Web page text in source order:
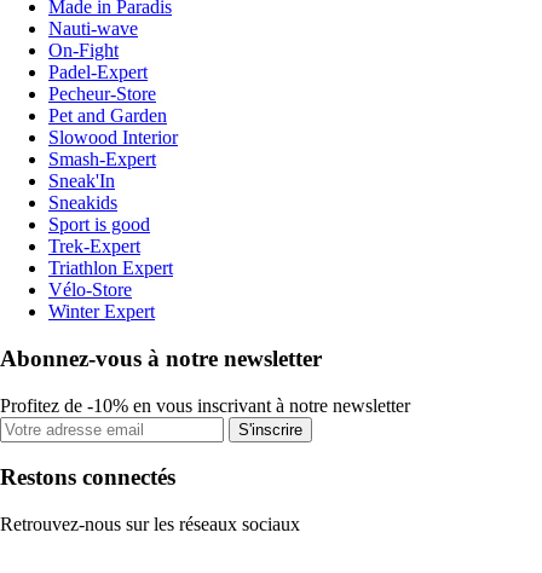
Made in Paradis
Nauti-wave
On-Fight
Padel-Expert
Pecheur-Store
Pet and Garden
Slowood Interior
Smash-Expert
Sneak'In
Sneakids
Sport is good
Trek-Expert
Triathlon Expert
Vélo-Store
Winter Expert
Abonnez-vous à notre newsletter
Profitez de -10% en vous inscrivant à notre newsletter
S'inscrire
Restons connectés
Retrouvez-nous sur les réseaux sociaux